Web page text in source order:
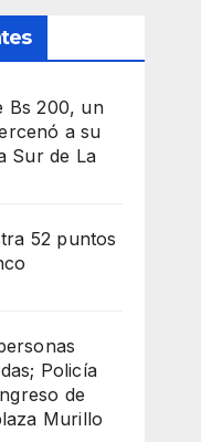
Bs 200, un
a su
Sur de La
52 puntos
Policía
de
Murillo